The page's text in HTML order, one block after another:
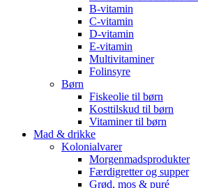
B-vitamin
C-vitamin
D-vitamin
E-vitamin
Multivitaminer
Folinsyre
Børn
Fiskeolie til børn
Kosttilskud til børn
Vitaminer til børn
Mad & drikke
Kolonialvarer
Morgenmadsprodukter
Færdigretter og supper
Grød, mos & puré